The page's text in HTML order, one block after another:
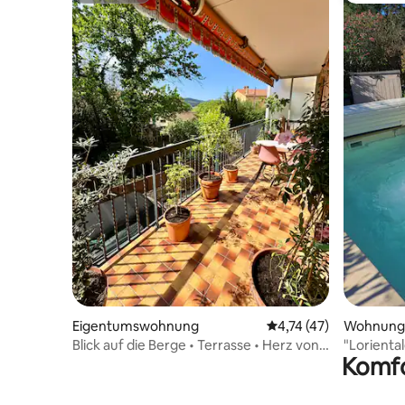
Eigentumswohnung Durchschnittliche
4,74 (47)
Blick auf die Berge • Terrasse • Herz von
Wohnung